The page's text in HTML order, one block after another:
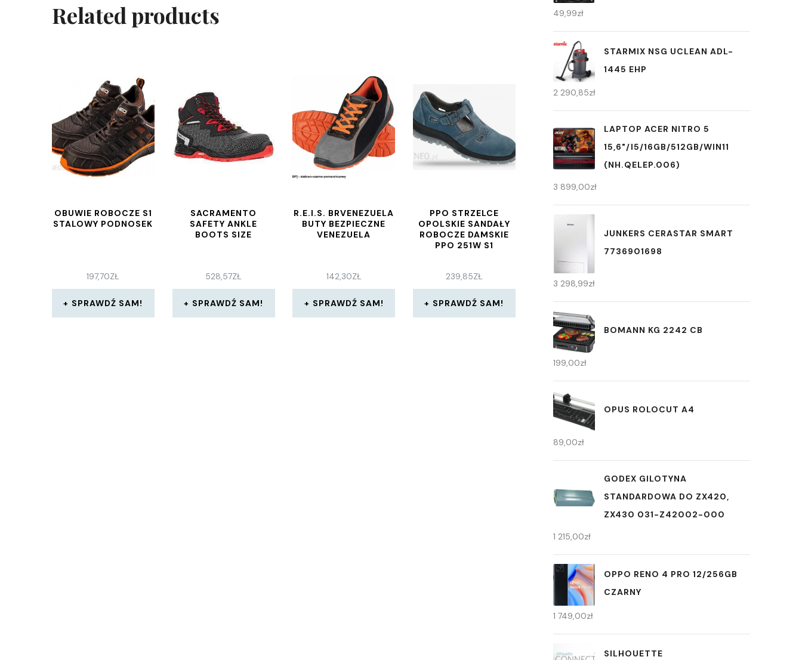
Related products
OBUWIE ROBOCZE S1
STALOWY PODNOSEK
197,70ZŁ
SPRAWDŹ SAM!
SACRAMENTO
SAFETY ANKLE
BOOTS SIZE
528,57ZŁ
SPRAWDŹ SAM!
R.E.I.S. BRVENEZUELA
BUTY BEZPIECZNE
VENEZUELA
142,30ZŁ
SPRAWDŹ SAM!
PPO STRZELCE
OPOLSKIE SANDAŁY
ROBOCZE DAMSKIE
PPO 251W S1
239,85ZŁ
SPRAWDŹ SAM!
49,99zł
STARMIX NSG UCLEAN ADL-
1445 EHP
2 290,85zł
LAPTOP ACER NITRO 5
15,6"/I5/16GB/512GB/WIN11
(NH.QELEP.006)
3 899,00zł
JUNKERS CERASTAR SMART
7736901698
3 298,99zł
BOMANN KG 2242 CB
199,00zł
OPUS ROLOCUT A4
89,00zł
GODEX GILOTYNA
STANDARDOWA DO ZX420,
ZX430 031-Z42002-000
1 215,00zł
OPPO RENO 4 PRO 12/256GB
CZARNY
1 749,00zł
SILHOUETTE